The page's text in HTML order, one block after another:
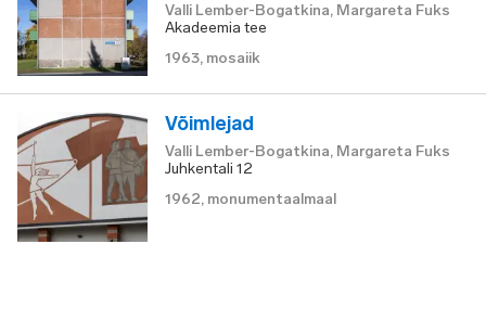
Valli Lember-Bogatkina, Margareta Fuks
Akadeemia tee
1963, mosaiik
Võimlejad
Valli Lember-Bogatkina, Margareta Fuks
Juhkentali 12
1962, monumentaalmaal